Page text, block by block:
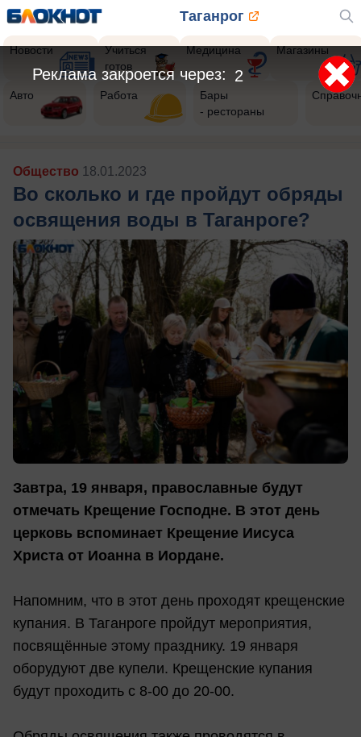
Таганрог
Новости
Учиться
готов
Медицина Магазины
Авто Работа
Бары
- рестораны
Общество 18.01.2023
Во сколько и где пройдут обряды
освящения воды в Таганроге?
Завтра, 19 января, православные будут
отмечать Крещение Господне. В этот день
церковь вспоминает Крещение Иисуса
Христа от Иоанна в Иордане.
Напомним, что в этот день проходят крещенские
купания. В Таганроге пройдут мероприятия,
посвящённые этому празднику. 19 января
оборудуют две купели. Крещенские купания
будут проходить с 8-00 до 20-00.